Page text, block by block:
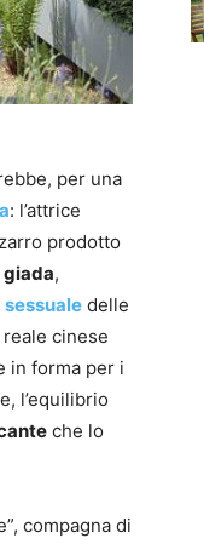
per una
: l’attrice
prodotto
giada,
delle
cinese
in forma per i
l’equilibrio
che lo
compagna di